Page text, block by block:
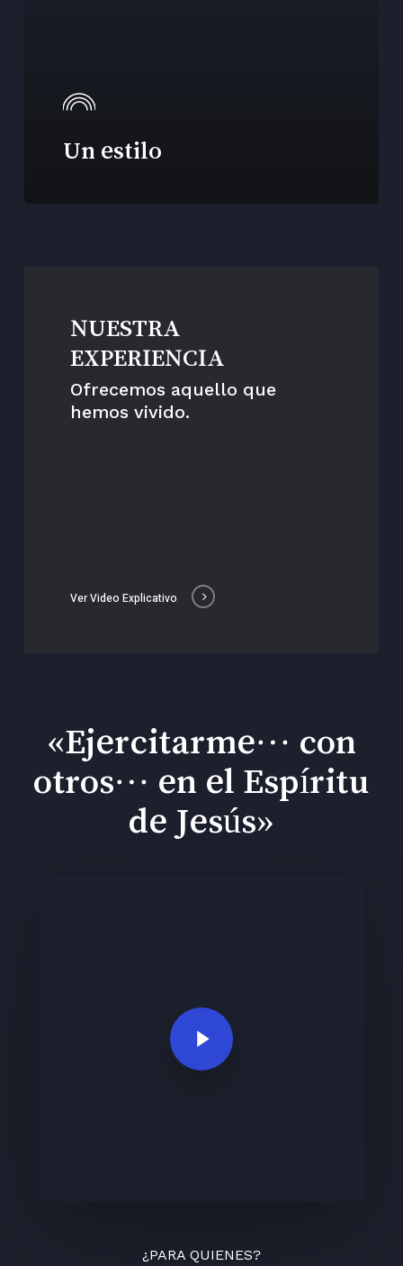
Un estilo
NUESTRA
EXPERIENCIA
Ofrecemos aquello que
hemos vivido.
Ver Video Explicativo
«Ejercitarme… con
otros… en el Espíritu
de Jesús»
Play Video
¿PARA QUIENES?